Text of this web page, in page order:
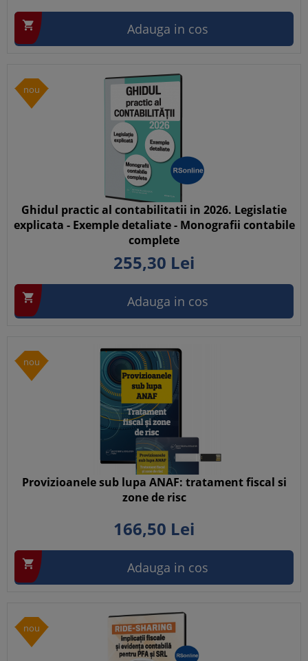
 Adauga in cos
nou
Ghidul practic al contabilitatii in 2026. Legislatie
explicata - Exemple detaliate - Monografii contabile
complete
255,30 Lei
 Adauga in cos
nou
Provizioanele sub lupa ANAF: tratament fiscal si
zone de risc
166,50 Lei
 Adauga in cos
nou